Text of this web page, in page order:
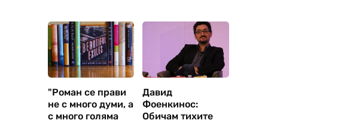
"Роман се прави
не с много думи, а
с много голяма
Давид
Фоенкинос:
Обичам тихите